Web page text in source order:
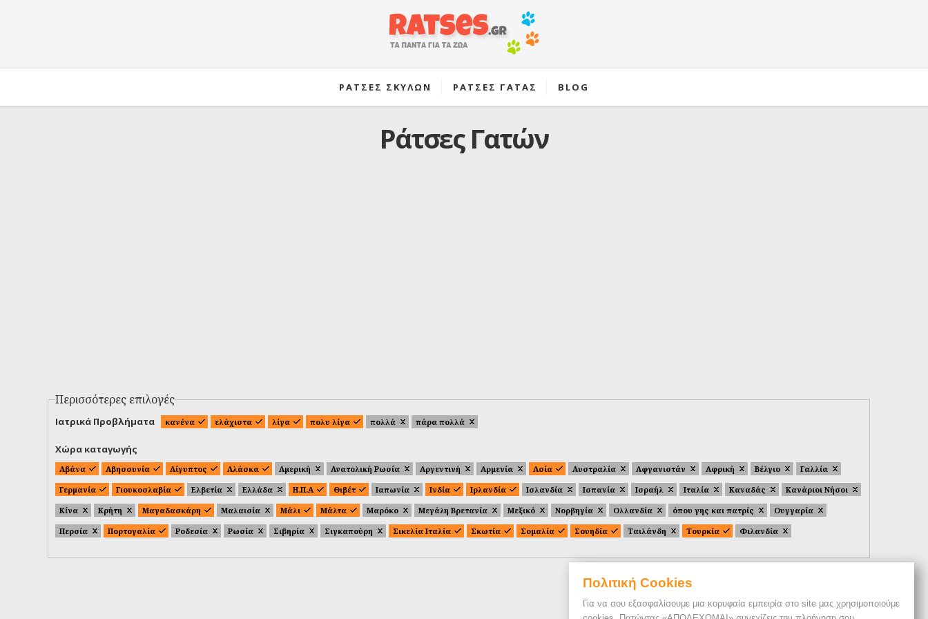
Πολιτική Cookies
Για να σου εξασφαλίσουμε μια κορυφαία εμπειρία στο site μας χρησιμοποιούμε
ΡΑΤΣΕΣ ΣΚΥΛΩΝ ΡΑΤΣΕΣ ΓΑΤΑΣ BLOG
Ράτσες Γατών
Περισσότερες επιλογές
Ιατρικά Προβλήματα κανένα ελάχιστα λίγα πολυ λίγα πολλά πάρα πολλά
Χώρα καταγωγής
Αβάνα Αβησσυνία Αίγυπτος Αλάσκα Αμερική Ανατολική Ρωσία Αργεντινή Αρμενία Ασία Αυστραλία Αφγανιστάν Αφρική Βέλγιο
Γαλλία
Γερμανία
Γιουκοσλαβία Ελβετία Ελλάδα Η.Π.Α Θιβέτ Ιαπωνία Ινδία Ιρλανδία Ισλανδία Ισπανία Ισραήλ Ιταλία Καναδάς
Κανάριοι Νήσοι
Κίνα
Κρήτη Μαγαδασκάρη Μαλαισία Μάλι Μάλτα Μαρόκο Μεγάλη Βρετανία Μεξικό Νορβηγία Ολλανδία όπου γης και πατρίς
Ουγγαρία
Περσία
Πορτογαλία Ροδεσία Ρωσία Σιβηρία Σιγκαπούρη Σικελία Ιταλία Σκωτία Σομαλία Σουηδία Ταιλάνδη Τουρκία Φιλανδία